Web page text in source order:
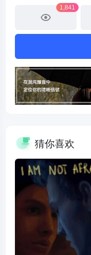
1,841
猜你喜欢